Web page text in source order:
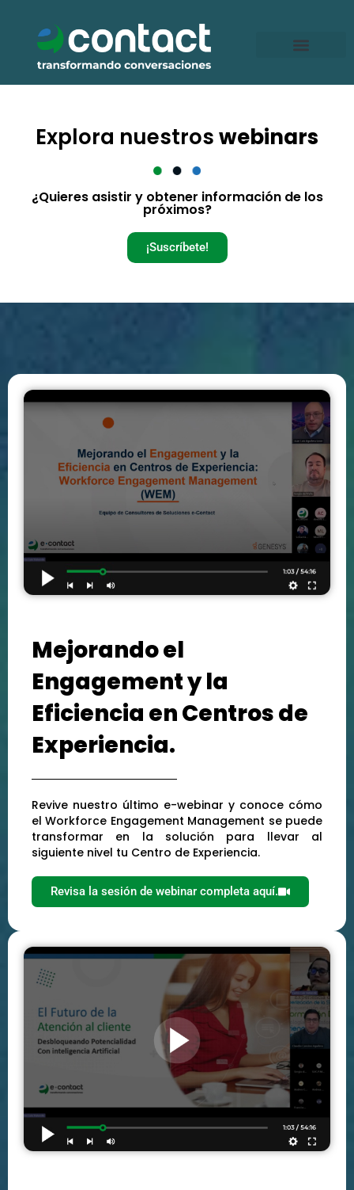
contenido
Explora nuestroswebinars
¿Quieres asistir y obtener información de los
próximos?
¡Suscríbete!
Mejorando el
Engagement y la
Eficiencia en Centros de
Experiencia.
Revive nuestro último e-webinar y conoce cómo
el Workforce Engagement Management se puede
transformar en la solución para llevar al
siguiente nivel tu Centro de Experiencia.
Revisa la sesión de webinar completa aquí.